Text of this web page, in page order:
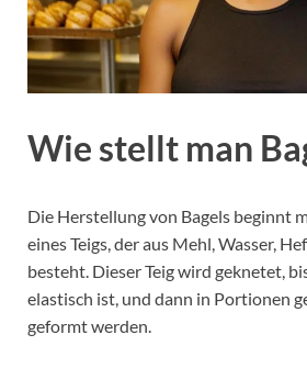
Wie stellt man
Die Herstellung von Bagels beginnt
eines Teigs, der aus Mehl, Wasser,
besteht. Dieser Teig wird geknetet,
elastisch ist, und dann in Portionen
geformt werden.